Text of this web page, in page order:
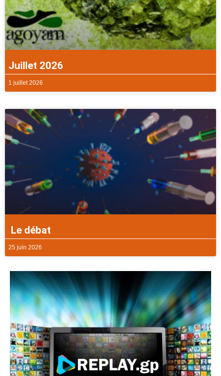
Juillet 2026
1 juillet 2026
Le débat
25 juin 2026